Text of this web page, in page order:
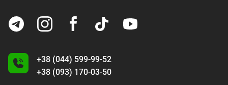
+38 (044) 599-99-52
+38 (093) 170-03-50